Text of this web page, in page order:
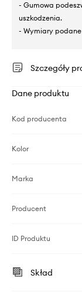
- Gumowa
uszkodzenia.
- Wymiary
Szczegóły
Dane produktu
Kod producenta
Kolor
Marka
Producent
ID Produktu
Skład